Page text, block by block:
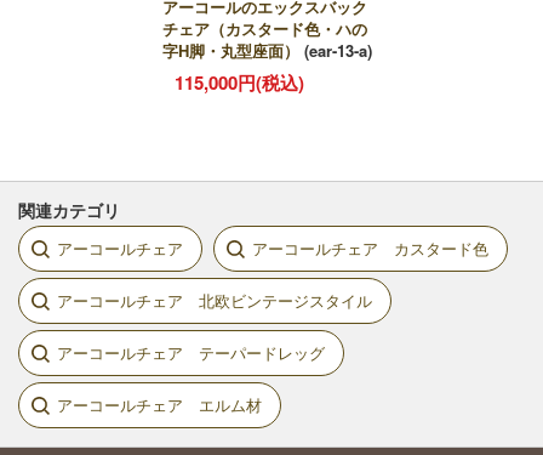
アーコールのエックスバック
チェア（カスタード色・ハの
字H脚・丸型座面）
(ear-13-a)
115,000円(税込)
関連カテゴリ
アーコールチェア アーコールチェア カスタード色
アーコールチェア 北欧ビンテージスタイル
アーコールチェア テーパードレッグ
アーコールチェア エルム材